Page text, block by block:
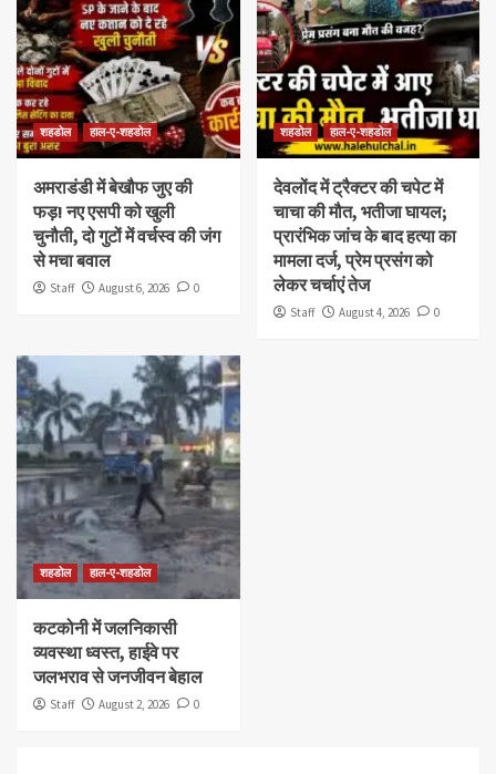
शहडोल हाल-ए-शहडोल
अमराडंडी में बेखौफ जुए की
फड़! नए एसपी को खुली
चुनौती, दो गुटों में वर्चस्व की जंग
से मचा बवाल
Staff August 6, 2026 0
शहडोल हाल-ए-शहडोल
देवलोंद में ट्रैक्टर की चपेट में
चाचा की मौत, भतीजा घायल;
प्रारंभिक जांच के बाद हत्या का
मामला दर्ज, प्रेम प्रसंग को
लेकर चर्चाएं तेज
Staff August 4, 2026 0
शहडोल हाल-ए-शहडोल
कटकोनी में जलनिकासी
व्यवस्था ध्वस्त, हाईवे पर
जलभराव से जनजीवन बेहाल
Staff August 2, 2026 0